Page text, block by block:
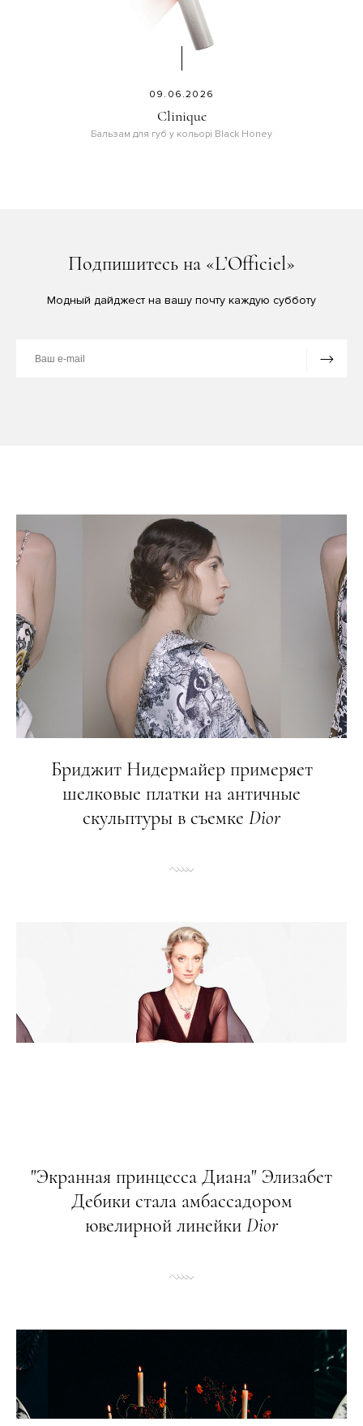
09.06.2026
Clinique
Бальзам для губ у кольорі Black Honey
Подпишитесь на «L’Officiel»
Модный дайджест на вашу почту каждую субботу
Бриджит Нидермайер примеряет
шелковые платки на античные
скульптуры в съемке Dior
"Экранная принцесса Диана" Элизабет
Дебики стала амбассадором
ювелирной линейки Dior